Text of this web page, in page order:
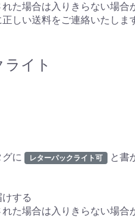
た場合は入りきらない場合
しい送料をご連絡いたしま
イト
に レターパックライト可 と書
する
た場合は入りきらない場合